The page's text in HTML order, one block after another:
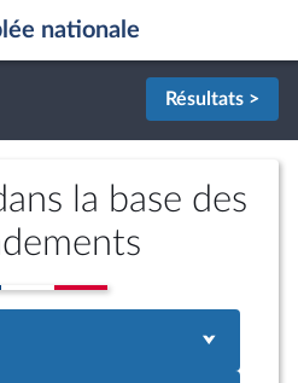
nationale
Résultats >
la base des